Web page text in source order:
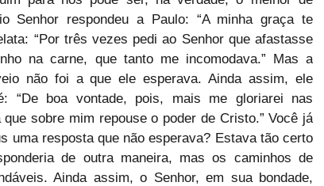
Senhor respondeu a Paulo: “A minha graça te
“Por três vezes pedi ao Senhor que afastasse
na carne, que tanto me incomodava.” Mas a
não foi a que ele esperava. Ainda assim, ele
“De boa vontade, pois, mais me gloriarei nas
sobre mim repouse o poder de Cristo.” Você já
uma resposta que não esperava? Estava tão certo
de outra maneira, mas os caminhos de
Ainda assim, o Senhor, em sua bondade,